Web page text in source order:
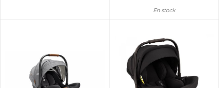
En stock